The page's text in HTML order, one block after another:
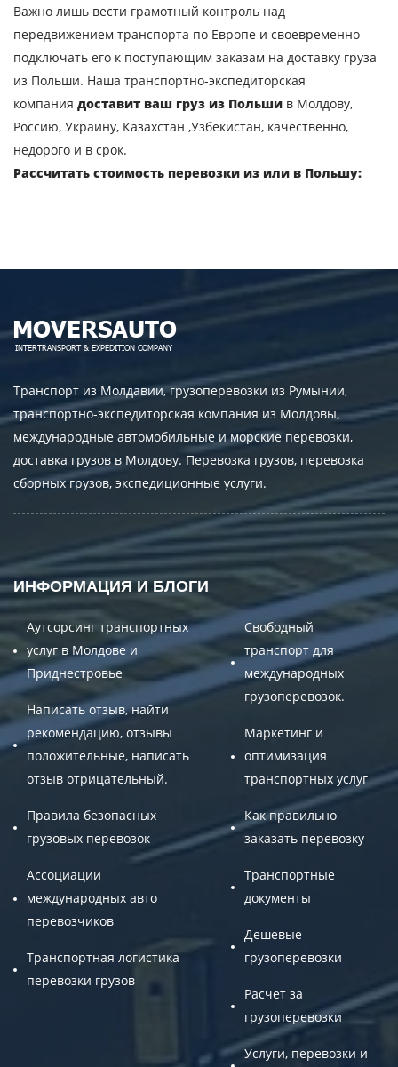
Важно лишь вести грамотный контроль над
передвижением транспорта по Европе и своевременно
подключать его к поступающим заказам на доставку груза
из Польши. Наша транспортно-экспедиторская
компания доставит ваш груз из Польши в Молдову,
Россию, Украину, Казахстан ,Узбекистан, качественно,
недорого и в срок.
Рассчитать стоимость перевозки из или в Польшу:
Транспорт из Молдавии, грузоперевозки из Румынии,
транспортно-экспедиторская компания из Молдовы,
международные автомобильные и морские перевозки,
доставка грузов в Молдову. Перевозка грузов, перевозка
сборных грузов, экспедиционные услуги.
ИНФОРМАЦИЯ И БЛОГИ
Аутсорсинг транспортных
услуг в Молдове и
Приднестровье
Написать отзыв, найти
рекомендацию, отзывы
положительные, написать
отзыв отрицательный.
Правила безопасных
грузовых перевозок
Ассоциации
международных авто
перевозчиков
Транспортная логистика
перевозки грузов
Свободный
транспорт для
международных
грузоперевозок.
Маркетинг и
оптимизация
транспортных услуг
Как правильно
заказать перевозку
Транспортные
документы
Дешевые
грузоперевозки
Расчет за
грузоперевозки
Услуги, перевозки и
ОТПРАВИТЬ